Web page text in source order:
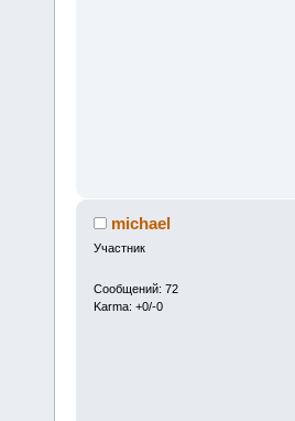
michael
Участник
Сообщений: 72
Karma: +0/-0